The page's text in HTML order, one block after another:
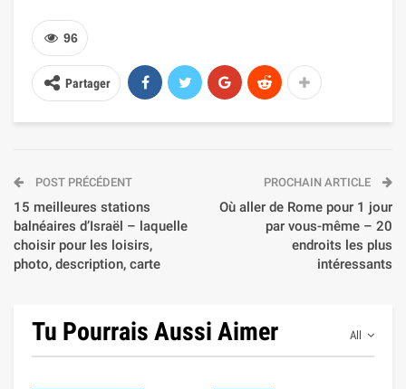
96
Partager
POST PRÉCÉDENT
15 meilleures stations
balnéaires d’Israël – laquelle
choisir pour les loisirs,
photo, description, carte
PROCHAIN ARTICLE
Où aller de Rome pour 1 jour
par vous-même – 20
endroits les plus
intéressants
All
Tu Pourrais Aussi Aimer